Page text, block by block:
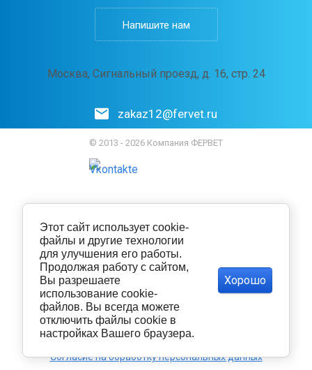
Напишите нам
Москва, Сигнальный проезд, д. 16, стр. 24
zakaz12@fervet.ru
© 2013 - 2026 Компания ФЕРВЕТ
Согласие на обработку персональных данных
Этот сайт использует cookie-
файлы и другие технологии
для улучшения его работы.
Продолжая работу с сайтом,
Вы разрешаете
использование cookie-
файлов. Вы всегда можете
отключить файлы cookie в
настройках Вашего браузера.
Хорошо